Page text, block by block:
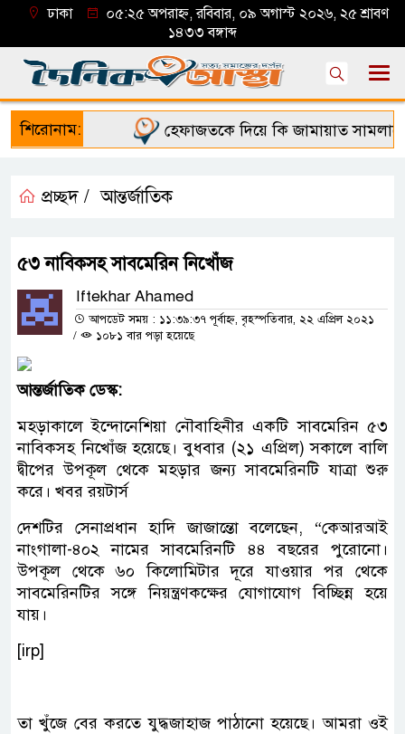
ঢাকা
০৫:২৫ অপরাহ্ন, রবিবার, ০৯ অগাস্ট ২০২৬, ২৫ শ্রাবণ
১৪৩৩ বঙ্গাব্দ
শিরোনাম: হেফাজতকে দিয়ে কি জামায়াত সামলাতে
প্রচ্ছদ / আন্তর্জাতিক
৫৩ নাবিকসহ সাবমেরিন নিখোঁজ
Iftekhar Ahamed
আপডেট সময় : ১১:৩৯:৩৭ পূর্বাহ্ন, বৃহস্পতিবার, ২২ এপ্রিল ২০২১
/
১০৮১ বার পড়া হয়েছে
আন্তর্জাতিক ডেস্ক:
মহড়াকালে ইন্দোনেশিয়া নৌবাহিনীর একটি সাবমেরিন ৫৩
নাবিকসহ নিখোঁজ হয়েছে। বুধবার (২১ এপ্রিল) সকালে বালি
দ্বীপের উপকূল থেকে মহড়ার জন্য সাবমেরিনটি যাত্রা শুরু
করে। খবর রয়টার্স
দেশটির সেনাপ্রধান হাদি জাজান্তো বলেছেন, “কেআরআই
নাংগালা-৪০২ নামের সাবমেরিনটি ৪৪ বছরের পুরোনো।
উপকূল থেকে ৬০ কিলোমিটার দূরে যাওয়ার পর থেকে
সাবমেরিনটির সঙ্গে নিয়ন্ত্রণকক্ষের যোগাযোগ বিচ্ছিন্ন হয়ে
যায়।
[irp]
তা খুঁজে বের করতে যুদ্ধজাহাজ পাঠানো হয়েছে। আমরা ওই